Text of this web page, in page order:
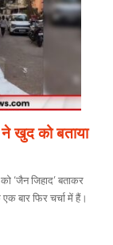
ने खुद को बताया
‘जैन जिहाद’ बताकर
बार फिर चर्चा में हैं।